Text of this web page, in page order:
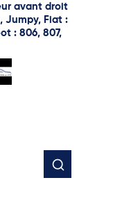
avant droit
Jumpy, Fiat :
: 806, 807,